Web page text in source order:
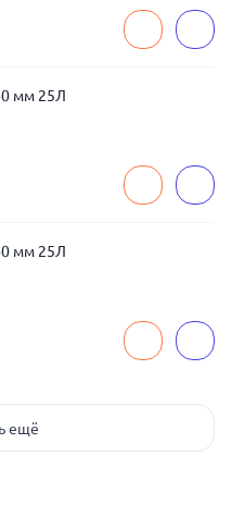
мм 25Л
мм 25Л
ещё